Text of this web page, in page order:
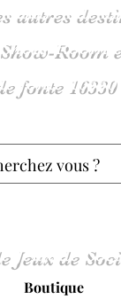
autres
Room
fonte 1633
Jeux de
Boutique